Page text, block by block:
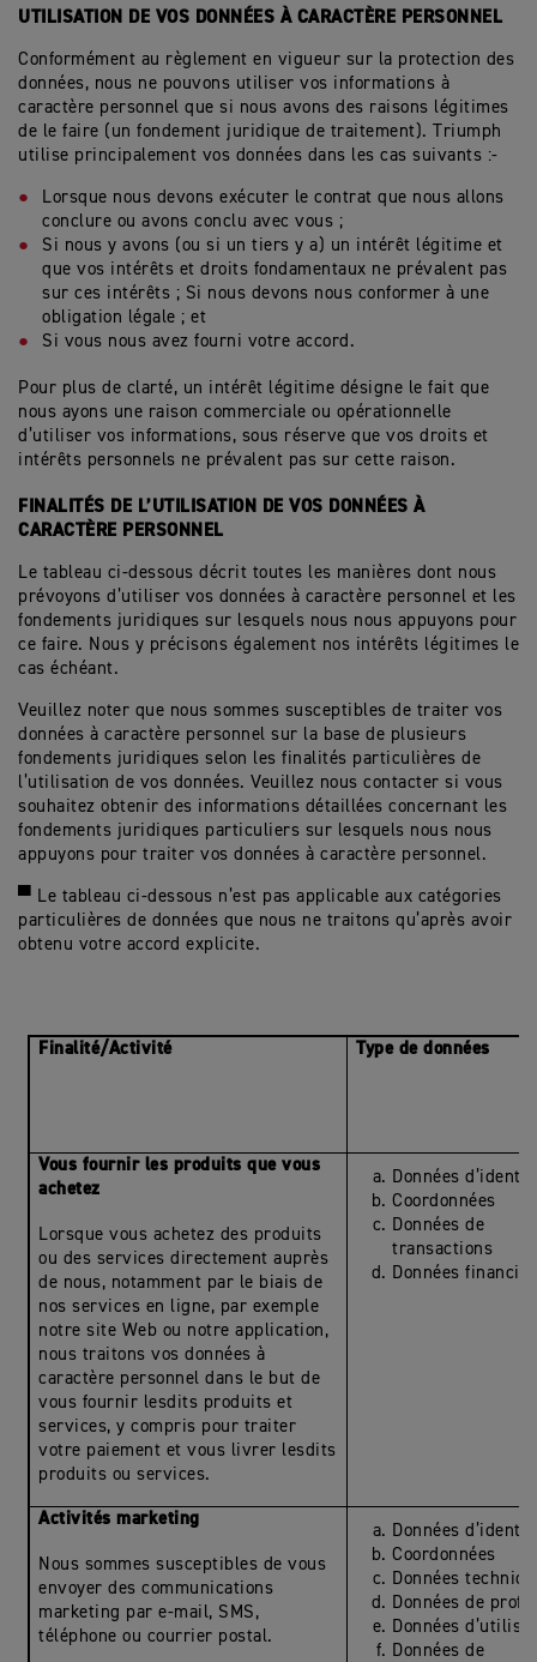
UTILISATION DE VOS DONNÉES À CARACTÈRE PERSONNEL
Conformément au règlement en vigueur sur la protection des
données, nous ne pouvons utiliser vos informations à
caractère personnel que si nous avons des raisons légitimes
de le faire (un fondement juridique de traitement). Triumph
utilise principalement vos données dans les cas suivants :-
Lorsque nous devons exécuter le contrat que nous allons
conclure ou avons conclu avec vous ;
Si nous y avons (ou si un tiers y a) un intérêt légitime et
que vos intérêts et droits fondamentaux ne prévalent pas
sur ces intérêts ; Si nous devons nous conformer à une
obligation légale ; et
Si vous nous avez fourni votre accord.
Pour plus de clarté, un intérêt légitime désigne le fait que
nous ayons une raison commerciale ou opérationnelle
d’utiliser vos informations, sous réserve que vos droits et
intérêts personnels ne prévalent pas sur cette raison.
FINALITÉS DE L’UTILISATION DE VOS DONNÉES À
CARACTÈRE PERSONNEL
Le tableau ci-dessous décrit toutes les manières dont nous
prévoyons d’utiliser vos données à caractère personnel et les
fondements juridiques sur lesquels nous nous appuyons pour
ce faire. Nous y précisons également nos intérêts légitimes le
cas échéant.
Veuillez noter que nous sommes susceptibles de traiter vos
données à caractère personnel sur la base de plusieurs
fondements juridiques selon les finalités particulières de
l’utilisation de vos données. Veuillez nous contacter si vous
souhaitez obtenir des informations détaillées concernant les
fondements juridiques particuliers sur lesquels nous nous
appuyons pour traiter vos données à caractère personnel.
▀ Le tableau ci-dessous n’est pas applicable aux catégories
particulières de données que nous ne traitons qu’après avoir
obtenu votre accord explicite.
Finalité/Activité Type de données
Vous fournir les produits que vous
achetez
Lorsque vous achetez des produits
ou des services directement auprès
de nous, notamment par le biais de
nos services en ligne, par exemple
notre site Web ou notre application,
nous traitons vos données à
caractère personnel dans le but de
vous fournir lesdits produits et
services, y compris pour traiter
votre paiement et vous livrer lesdits
produits ou services.
Données
Coordonnées
Données de
transactions
Données
Activités marketing
Nous sommes susceptibles de vous
envoyer des communications
marketing par e-mail, SMS,
téléphone ou courrier postal.
Données
Coordonnées
Données
Données de profil
Données
Données de